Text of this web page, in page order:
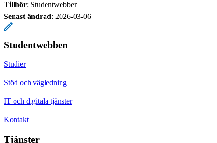
Tillhör: Studentwebben
Senast ändrad: 2026-03-06
Studentwebben
Studier
Stöd och vägledning
IT och digitala tjänster
Kontakt
Tjänster